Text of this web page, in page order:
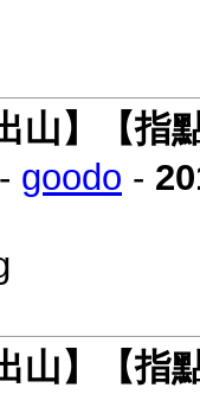
山】【指
- goodo -
山】【指